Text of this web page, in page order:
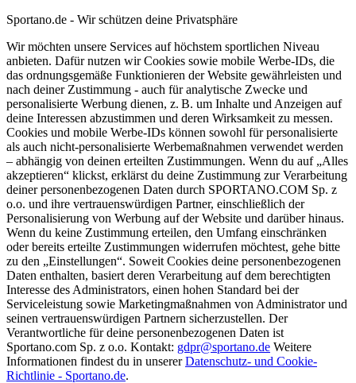
Sportano.de - Wir schützen deine Privatsphäre
Wir möchten unsere Services auf höchstem sportlichen Niveau
anbieten. Dafür nutzen wir Cookies sowie mobile Werbe-IDs, die
das ordnungsgemäße Funktionieren der Website gewährleisten und
nach deiner Zustimmung - auch für analytische Zwecke und
personalisierte Werbung dienen, z. B. um Inhalte und Anzeigen auf
deine Interessen abzustimmen und deren Wirksamkeit zu messen.
Cookies und mobile Werbe-IDs können sowohl für personalisierte
als auch nicht-personalisierte Werbemaßnahmen verwendet werden
– abhängig von deinen erteilten Zustimmungen. Wenn du auf „Alles
akzeptieren“ klickst, erklärst du deine Zustimmung zur Verarbeitung
deiner personenbezogenen Daten durch SPORTANO.COM Sp. z
o.o. und ihre vertrauenswürdigen Partner, einschließlich der
Personalisierung von Werbung auf der Website und darüber hinaus.
Wenn du keine Zustimmung erteilen, den Umfang einschränken
oder bereits erteilte Zustimmungen widerrufen möchtest, gehe bitte
zu den „Einstellungen“. Soweit Cookies deine personenbezogenen
Daten enthalten, basiert deren Verarbeitung auf dem berechtigten
Interesse des Administrators, einen hohen Standard bei der
Serviceleistung sowie Marketingmaßnahmen von Administrator und
seinen vertrauenswürdigen Partnern sicherzustellen. Der
Verantwortliche für deine personenbezogenen Daten ist
Sportano.com Sp. z o.o. Kontakt: gdpr@sportano.de Weitere
Informationen findest du in unsererDatenschutz- und Cookie-
Richtlinie - Sportano.de.